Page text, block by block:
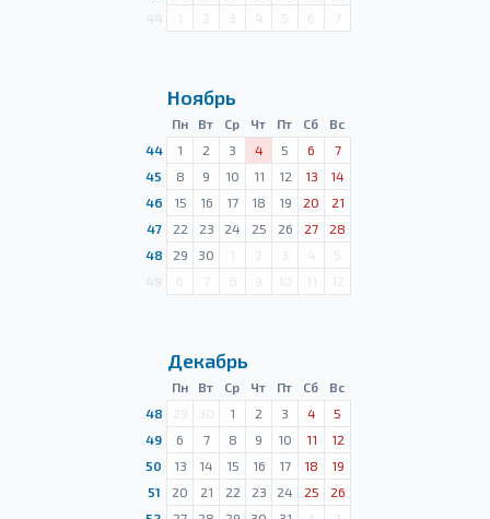
1 2 3 4 5 6 7
Ноябрь
Пн Вт Ср Чт Пт Сб
Вс
44
1 2 3 4 5 6
7
45
8 9 10 11 12 13
14
46
15 16 17 18 19 20
21
47
22 23 24 25 26 27
28
48
29 30 1 2 3 4
5
6 7 8 9 10 11 12
Декабрь
Пн Вт Ср Чт Пт Сб
Вс
48
29 30 1 2 3 4
5
49
6 7 8 9 10 11
12
50
13 14 15 16 17 18
19
51
20 21 22 23 24 25
26